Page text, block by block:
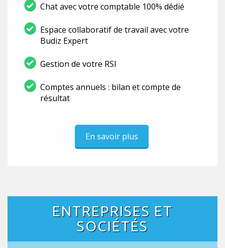
Chat avec votre comptable 100% dédié
Espace collaboratif de travail avec votre
Budiz Expert
Gestion de votre RSI
Comptes annuels : bilan et compte de
résultat
En savoir plus
ENTREPRISES ET
SOCIÉTÉS